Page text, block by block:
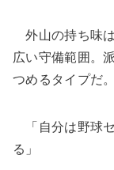
外山の持ち味
広い守備範囲。
つめるタイプだ。
「自分は野球
る」